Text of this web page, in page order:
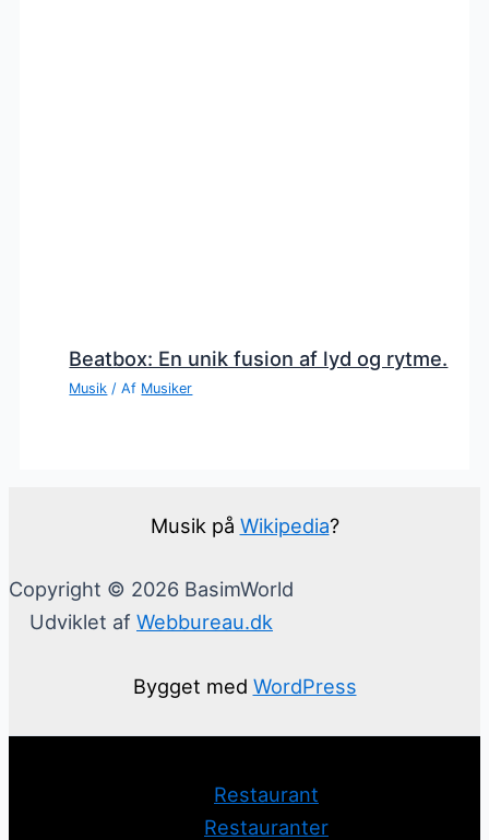
Beatbox: En unik fusion af lyd og rytme.
Musik / Af Musiker
Musik på Wikipedia?
Copyright © 2026 BasimWorld
Udviklet af Webbureau.dk
Bygget med WordPress
Restaurant
Restauranter